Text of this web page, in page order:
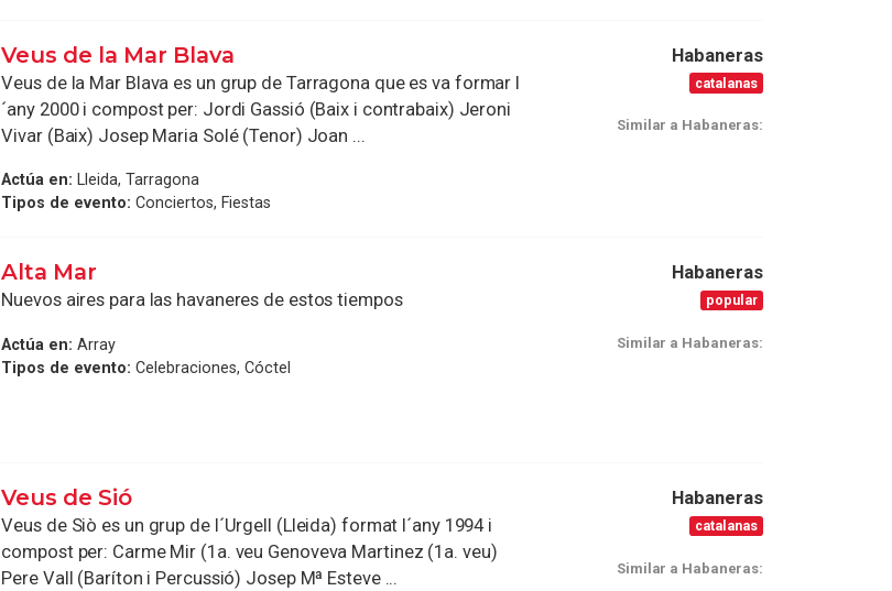
Veus de la Mar Blava
Veus de la Mar Blava es un grup de Tarragona que es va formar l
´any 2000 i compost per: Jordi Gassió (Baix i contrabaix) Jeroni
Vivar (Baix) Josep Maria Solé (Tenor) Joan ...
Actúa en: Lleida, Tarragona
Tipos de evento: Conciertos, Fiestas
Habaneras
catalanas
Similar a Habaneras:
Alta Mar
Nuevos aires para las havaneres de estos tiempos
Actúa en: Array
Tipos de evento: Celebraciones, Cóctel
Habaneras
popular
Similar a Habaneras:
Veus de Sió
Veus de Siò es un grup de l´Urgell (Lleida) format l´any 1994 i
compost per: Carme Mir (1a. veu Genoveva Martinez (1a. veu)
Pere Vall (Baríton i Percussió) Josep Mª Esteve ...
Habaneras
catalanas
Similar a Habaneras: